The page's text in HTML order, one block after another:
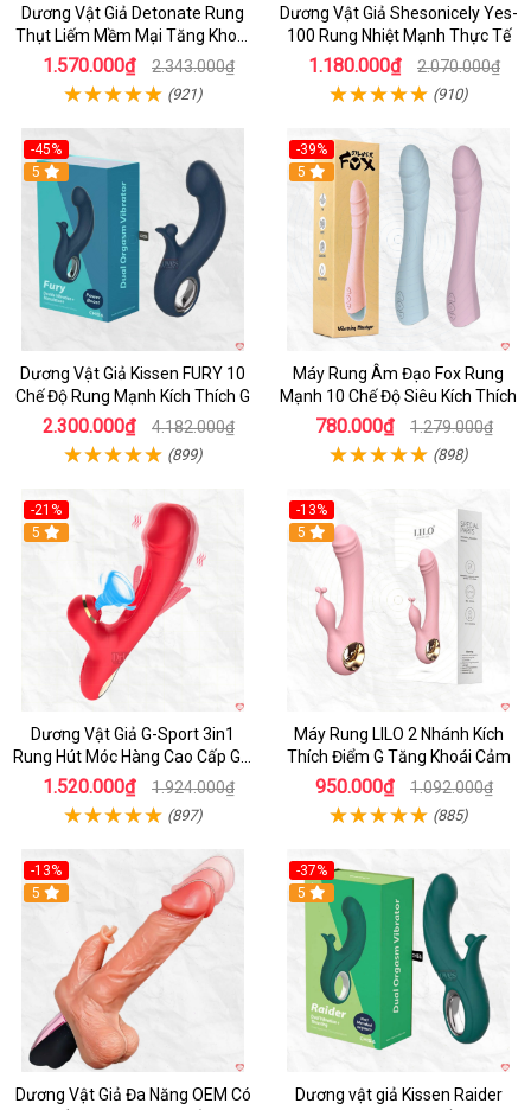
Dương Vật Giả Detonate Rung
Thụt Liếm Mềm Mại Tăng Khoái
Cảm
1.570.000₫ 2.343.000₫
(921)
Dương Vật Giả Shesonicely Yes-
100 Rung Nhiệt Mạnh Thực Tế
1.180.000₫ 2.070.000₫
(910)
-45%
Hot
5
Dương Vật Giả Kissen FURY 10
Chế Độ Rung Mạnh Kích Thích G
2.300.000₫ 4.182.000₫
(899)
-39%
Hot
5
Máy Rung Âm Đạo Fox Rung
Mạnh 10 Chế Độ Siêu Kích Thích
780.000₫ 1.279.000₫
(898)
-21%
Hot
5
Dương Vật Giả G-Sport 3in1
Rung Hút Móc Hàng Cao Cấp Giá
Tốt
1.520.000₫ 1.924.000₫
(897)
-13%
Hot
5
Máy Rung LILO 2 Nhánh Kích
Thích Điểm G Tăng Khoái Cảm
950.000₫ 1.092.000₫
(885)
-13%
Hot
5
Dương Vật Giả Đa Năng OEM Có
-37%
Hot
5
Dương vật giả Kissen Raider